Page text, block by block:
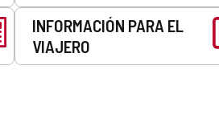
INFORMACIÓN PARA EL
VIAJERO